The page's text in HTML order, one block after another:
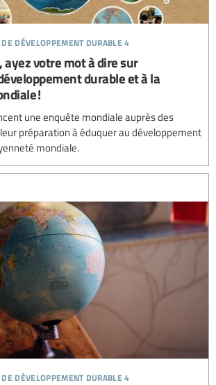
développement durable 4
ayez votre mot à dire sur
durable et à la
!
une enquête mondiale auprès des
leur préparation à éduquer au développement
mondiale.
développement durable 4